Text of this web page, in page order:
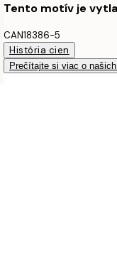
Tento motív je
CAN18386-5
História cien
Prečítajte si viac o